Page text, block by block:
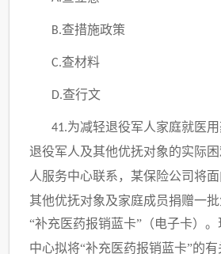
B.查措施政策
C.查材料
D.查行文
41.为减轻退役军人家庭就医
退役军人及其他优抚对象的实际
人服务中心联系，某保险公司将
其他优抚对象及家庭成员捐赠一
“补充医药报销蓝卡”（电子卡）。
中心拟将“补充医药报销蓝卡”的